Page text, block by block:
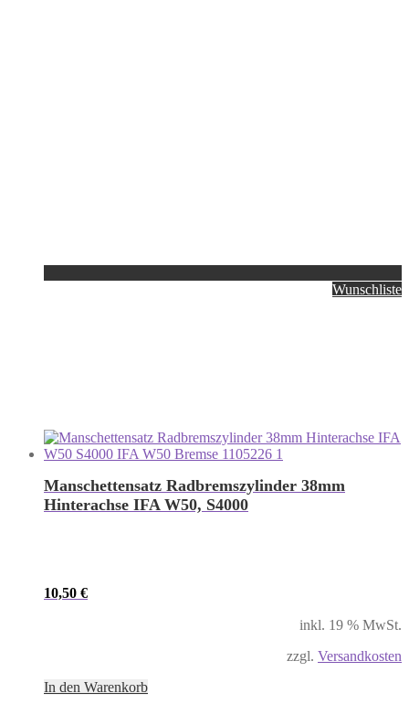
Wunschliste
Manschettensatz Radbremszylinder 38mm
Hinterachse IFA W50, S4000
10,50 €
inkl. 19 % MwSt.
zzgl. Versandkosten
In den Warenkorb